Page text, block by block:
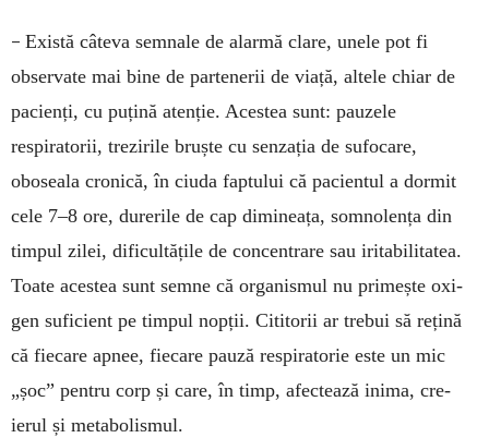
– Există câteva semnale de alarmă clare, unele pot fi
observate mai bine de partenerii de viață, altele chiar de
pacienți, cu puțină atenție. Acestea sunt: pauzele
respiratorii, trezirile bruște cu sen­zația de sufocare,
oboseala cronică, în ciuda fap­tului că pacientul a dormit
cele 7–8 ore, durerile de cap dimineața, somno­len­ța din
timpul zi­lei, dificultățile de con­centrare sau irita­bilitatea.
Toate acestea sunt semne că or­ganismul nu primește oxi­
gen su­ficient pe timpul nopții. Cititorii ar trebui să rețină
că fiecare apnee, fiecare pauză respi­ratorie este un mic
„șoc” pentru corp și care, în timp, afectează inima, cre­
ierul și metabolismul.